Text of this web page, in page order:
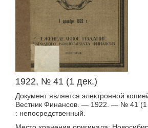
1922, № 41 (1 дек.)
Документ является электронной
Вестник Финансов. — 1922. — № 41 (1
: непосредственный.